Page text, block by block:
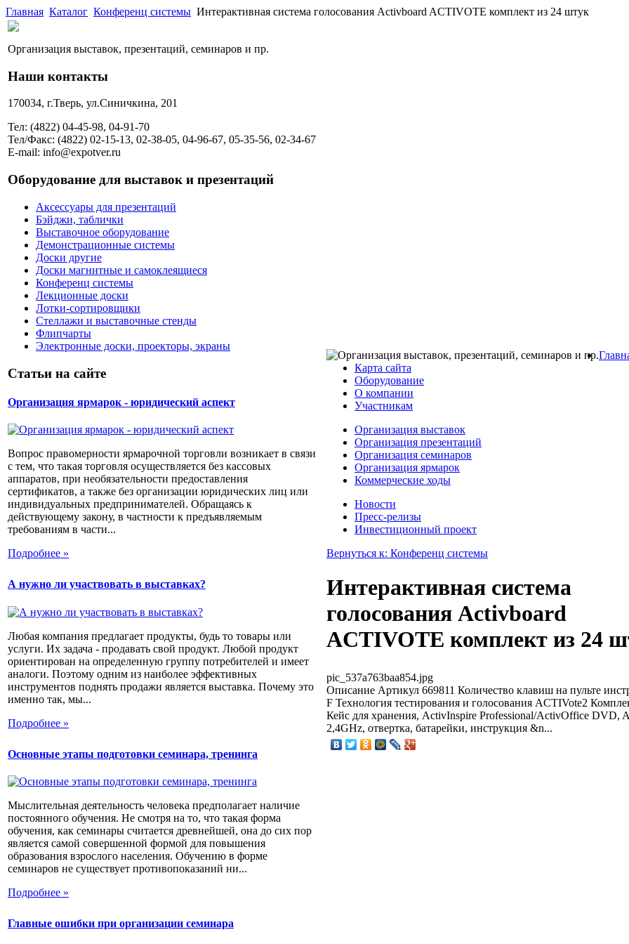
Главная Каталог Конференц системы Интерактивная система голосования Activboard ACTIVOTE комплект из 24 штук
Организация выставок, презентаций, семинаров и пр.
Наши контакты
170034, г.Тверь, ул.Синичкина, 201
Тел: (4822) 04-45-98, 04-91-70
Тел/Факс: (4822) 02-15-13, 02-38-05, 04-96-67, 05-35-56, 02-34-67
E-mail: info@expotver.ru
Оборудование для выставок и презентаций
Аксессуары для презентаций
Бэйджи, таблички
Выставочное оборудование
Демонстрационные системы
Доски другие
Доски магнитные и самоклеящиеся
Конференц системы
Лекционные доски
Лотки-сортировщики
Стеллажи и выставочные стенды
Флипчарты
Электронные доски, проекторы, экраны
Статьи на сайте
Организация ярмарок - юридический аспект
Вопрос правомерности ярмарочной торговли возникает в связи
с тем, что такая торговля осуществляется без кассовых
аппаратов, при необязательности предоставления
сертификатов, а также без организации юридических лиц или
индивидуальных предпринимателей. Обращаясь к
действующему закону, в частности к предъявляемым
требованиям в части...
Подробнее »
А нужно ли участвовать в выставках?
Любая компания предлагает продукты, будь то товары или
услуги. Их задача - продавать свой продукт. Любой продукт
ориентирован на определенную группу потребителей и имеет
аналоги. Поэтому одним из наиболее эффективных
инструментов поднять продажи является выставка. Почему это
именно так, мы...
Подробнее »
Основные этапы подготовки семинара, тренинга
Мыслительная деятельность человека предполагает наличие
постоянного обучения. Не смотря на то, что такая форма
обучения, как семинары считается древнейшей, она до сих пор
является самой совершенной формой для повышения
образования взрослого населения. Обучению в форме
семинаров не существует противопоказаний ни...
Подробнее »
Главные ошибки при организации семинара
Карта сайта
Оборудование
О компании
Участникам
Организация выставок
Организация презентаций
Организация семинаров
Организация ярмарок
Коммерческие ходы
Новости
Пресс-релизы
Инвестиционный проект
Вернуться к: Конференц системы
Интерактивная система
голосования Activboard
ACTIVOTE комплект из 24
pic_537a763baa854.jpg
Описание Артикул 669811 Количество клавиш на пульте
F Технология тестирования и голосования ACTIVote2
Кейс для хранения, ActivInspire Professional/ActivOffice DVD,
2,4GHz, отвертка, батарейки, инструкция &n...